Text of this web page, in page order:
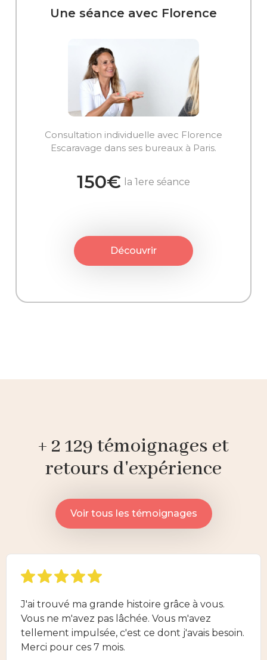
Une séance avec Florence
Consultation individuelle avec Florence
Escaravage dans ses bureaux à Paris.
150€ la 1ere séance
Découvrir
+ 2 129 témoignages et
retours d'expérience
Voir tous les témoignages
J'ai trouvé ma grande histoire grâce à vous.
Vous ne m'avez pas lâchée. Vous m'avez
tellement impulsée, c'est ce dont j'avais besoin.
Merci pour ces 7 mois.